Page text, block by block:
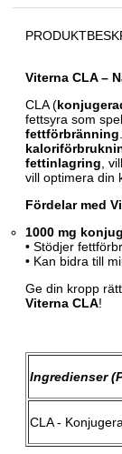
Viterna CLA –
CLA (
fettsyra som
fettförbränning
fettinlagring ,
vill optimera din
Fördelar med
1000 mg
• Stödjer
• Kan bidra till
Ge din kropp
Viterna CLA!
Ingredienser
CLA -